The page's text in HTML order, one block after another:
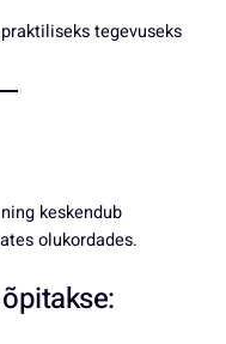
tegevuseks
keskendub
olukordades.